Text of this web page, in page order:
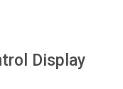
Display